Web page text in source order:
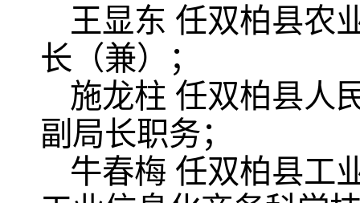
王显东 任双柏县农
长（兼）；
施龙柱 任双柏县人
副局长职务；
牛春梅 任双柏县工